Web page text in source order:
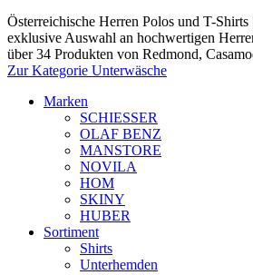
Österreichische Herren Polos und T-
exklusive Auswahl an hochwertigen
über 34 Produkten von Redmond,
Zur Kategorie Unterwäsche
Marken
SCHIESSER
OLAF BENZ
MANSTORE
NOVILA
HOM
SKINY
HUBER
Sortiment
Shirts
Unterhemden